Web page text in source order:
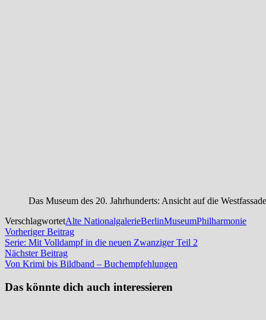
Das Museum des 20. Jahrhunderts: Ansicht auf die
VerschlagwortetAlte NationalgalerieBerlinMuseumPhilharmonie
Beitragsnavigation
Vorheriger BeitragVorheriger
Beitrag:
Serie: Mit Volldampf in die neuen Zwanziger Teil 2
Nächster BeitragNächster
Beitrag:
Von Krimi bis Bildband – Buchempfehlungen
Das könnte dich auch interessieren